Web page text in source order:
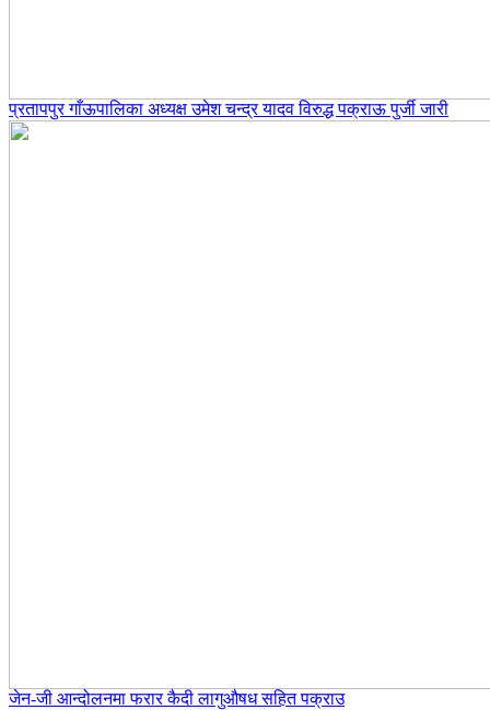
प्रतापपुर गाँऊपालिका अध्यक्ष उमेश चन्द्र यादव विरुद्ध पक्राऊ पुर्जी जारी
जेन-जी आन्दोलनमा फरार कैदी लागुऔषध सहित पक्राउ